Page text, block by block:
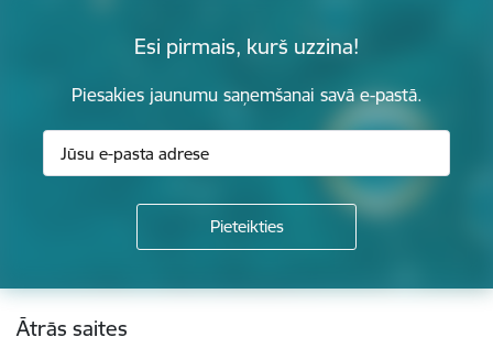
Esi pirmais, kurš uzzina!
Piesakies jaunumu saņemšanai savā e-pastā.
Kājene
Ātrās saites